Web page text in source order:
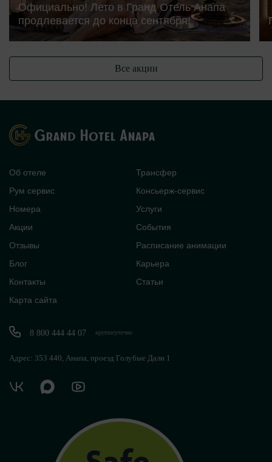
Все акции
Официально! Лето в Гранд Отель Анапа
продлевается до конца сентября!
Об отеле
Трансфер
Рум сервис
Консьерж-сервис
Номера
Услуги
Акции
События
Отзывы
Расписание анимации
Блог
Карьера
Контакты
Статьи
Карта сайта
8 800 444 44 07 круглосуточно
Адрес: 353 440, Анапа, проезд Голубые Дали 1